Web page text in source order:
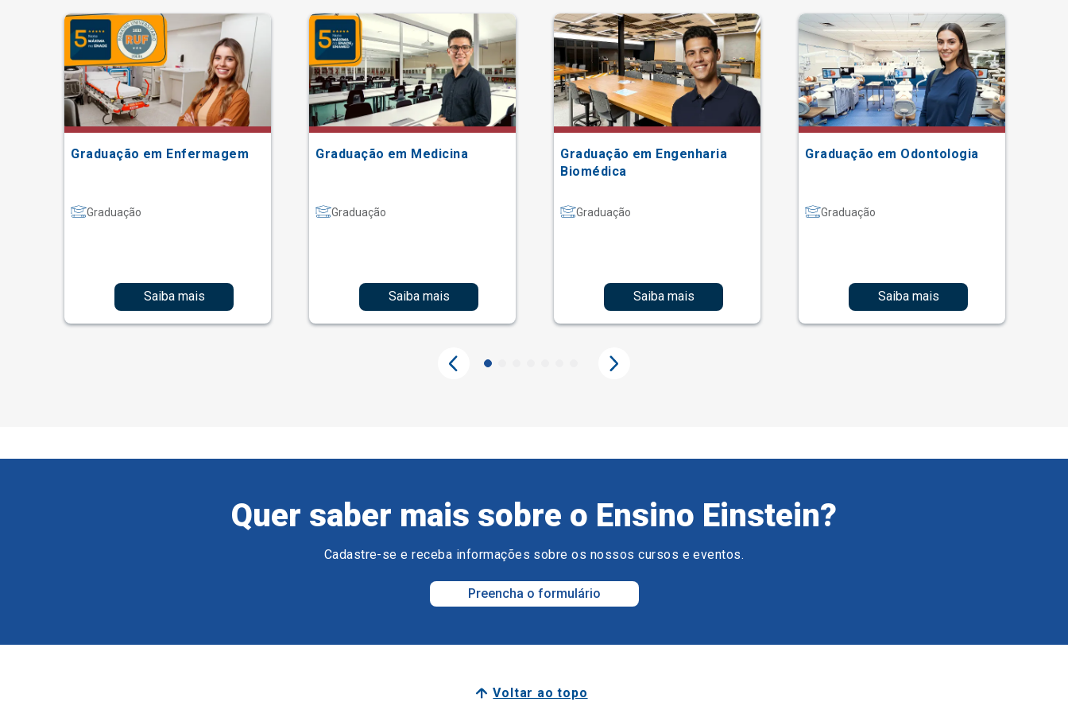
Graduação em Enfermagem
Graduação
Saiba mais
Graduação em Medicina
Graduação
Saiba mais
Graduação em Engenharia
Biomédica
Graduação
Saiba mais
Graduação em Odontologia
Graduação
Saiba mais
Quer saber mais sobre o Ensino Einstein?
Cadastre-se e receba informações sobre os nossos cursos e eventos.
Preencha o formulário
Voltar ao topo